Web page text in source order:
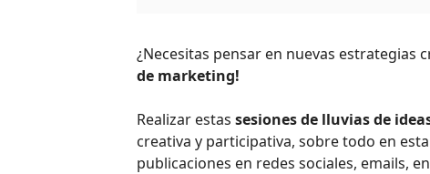
¿Necesitas pensar en nuevas estrategias
de marketing!
Realizar estassesiones de lluvias de
creativa y participativa, sobre todo en
publicaciones en redes sociales, emails,